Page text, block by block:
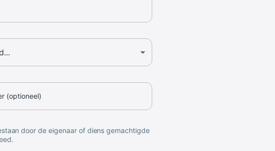
(optioneel)
door de eigenaar of diens gemachtigde